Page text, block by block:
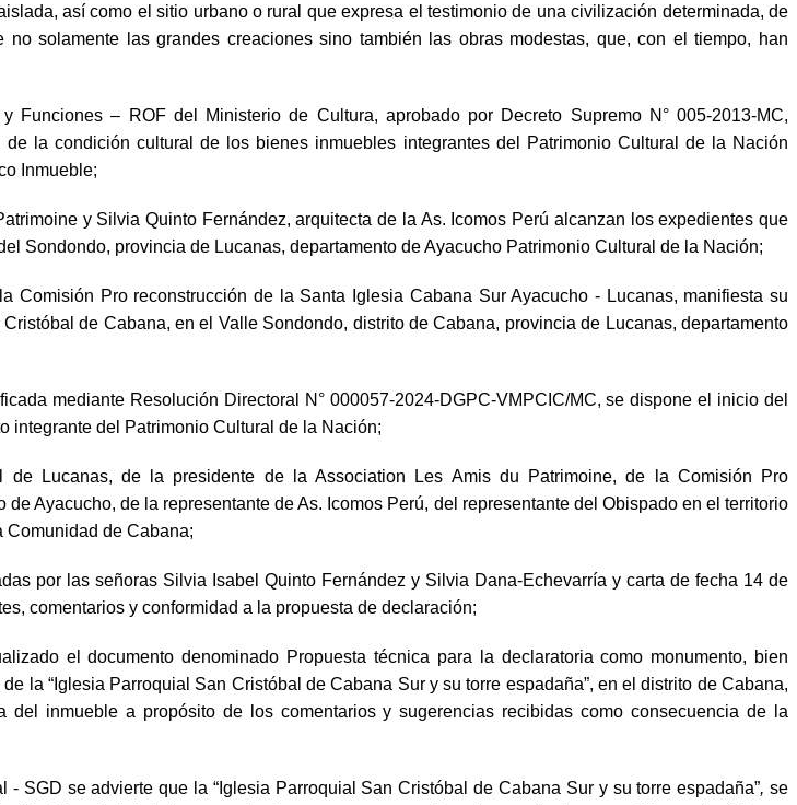
así como el sitio urbano o rural que expresa el testimonio de una civilización determinada, de
solamente las grandes creaciones sino también las obras modestas, que, con el tiempo, han
– ROF del Ministerio de Cultura, aprobado por Decreto Supremo N° 005-2013-MC,
la condición cultural de los bienes inmuebles integrantes del Patrimonio Cultural de la Nación
Inmueble;
y Silvia Quinto Fernández, arquitecta de la As. Icomos Perú alcanzan los expedientes que
Sondondo, provincia de Lucanas, departamento de Ayacucho Patrimonio Cultural de la Nación;
Pro reconstrucción de la Santa Iglesia Cabana Sur Ayacucho - Lucanas, manifiesta su
de Cabana, en el Valle Sondondo, distrito de Cabana, provincia de Lucanas, departamento
mediante Resolución Directoral N° 000057-2024-DGPC-VMPCIC/MC, se dispone el inicio del
integrante del Patrimonio Cultural de la Nación;
Lucanas, de la presidente de la Association Les Amis du Patrimoine, de la Comisión Pro
Ayacucho, de la representante de As. Icomos Perú, del representante del Obispado en el territorio
de Cabana;
por las señoras Silvia Isabel Quinto Fernández y Silvia Dana-Echevarría y carta de fecha 14 de
comentarios y conformidad a la propuesta de declaración;
el documento denominado Propuesta técnica para la declaratoria como monumento, bien
la “Iglesia Parroquial San Cristóbal de Cabana Sur y su torre espadaña”, en el distrito de Cabana,
inmueble a propósito de los comentarios y sugerencias recibidas como consecuencia de la
SGD se advierte que la “Iglesia Parroquial San Cristóbal de Cabana Sur y su torre espadaña”, se